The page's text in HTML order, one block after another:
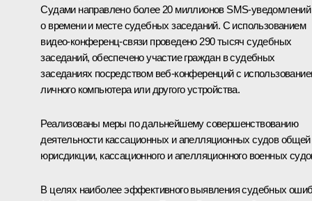
Судами направлено более 20 миллионов SMS-уведомлений
о времени и месте судебных заседаний. С использованием
видео-конференц-связи проведено 290 тысяч судебных
заседаний, обеспечено участие граждан в судебных
заседаниях посредством веб-конференций с
личного компьютера или другого устройства.
Реализованы меры по дальнейшему совершенствованию
деятельности кассационных и апелляционных судов общей
юрисдикции, кассационного и апелляционного военных
В целях наиболее эффективного выявления судебных